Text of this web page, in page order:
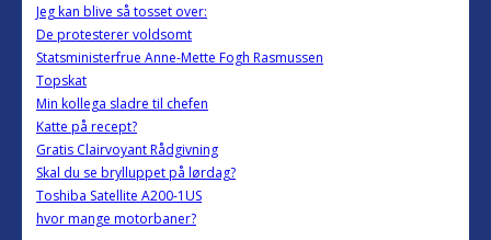
Jeg kan blive så tosset over:
De protesterer voldsomt
Statsministerfrue Anne-Mette Fogh Rasmussen
Topskat
Min kollega sladre til chefen
Katte på recept?
Gratis Clairvoyant Rådgivning
Skal du se brylluppet på lørdag?
Toshiba Satellite A200-1US
hvor mange motorbaner?